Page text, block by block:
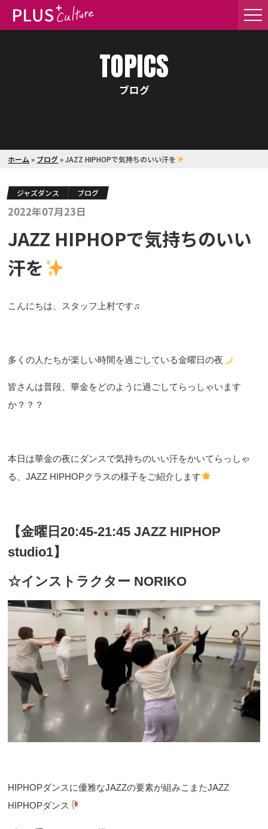
TOPICS
ブログ
ホーム » ブログ»JAZZ HIPHOPで気持ちのいい汗を
ジャズダンス ブログ
2022年07月23日
JAZZ HIPHOPで気持ちのいい
汗を
こんにちは、スタッフ上村です♫
多くの人たちが楽しい時間を過ごしている金曜日の夜
皆さんは普段、華金をどのように過ごしてらっしゃいます
か？？？
本日は華金の夜にダンスで気持ちのいい汗をかいてらっしゃ
る、JAZZ HIPHOPクラスの様子をご紹介します
【金曜日20:45-21:45 JAZZ HIPHOP
studio1】
☆インストラクター NORIKO
HIPHOPダンスに優雅なJAZZの要素が組みこまたJAZZ
HIPHOPダンス